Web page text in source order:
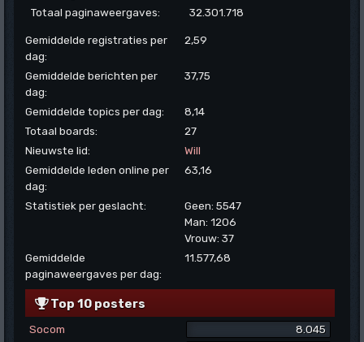
Totaal paginaweergaves:
32.301.718
Gemiddelde registraties per
dag:
2,59
Gemiddelde berichten per
dag:
37,75
Gemiddelde topics per dag:
8,14
Totaal boards:
27
Nieuwste lid:
Will
Gemiddelde leden online per
dag:
63,16
Statistiek per geslacht:
Geen: 5547
Man: 1206
Vrouw: 37
Gemiddelde
paginaweergaves per dag:
11.577,68
Top 10 posters
Socom
8.045